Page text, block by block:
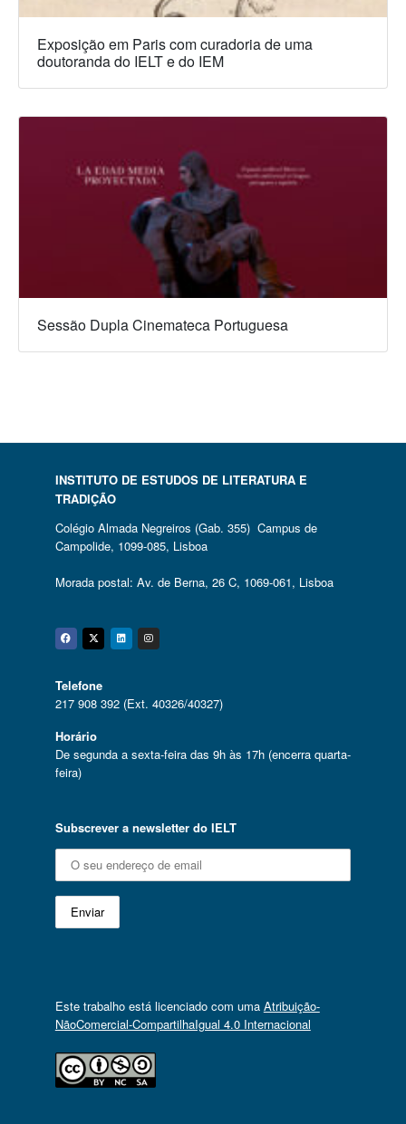
Exposição em Paris com curadoria de uma
doutoranda do IELT e do IEM
Sessão Dupla Cinemateca Portuguesa
INSTITUTO DE ESTUDOS DE LITERATURA E
TRADIÇÃO
Colégio Almada Negreiros (Gab. 355) Campus de
Campolide, 1099-085, Lisboa
Morada postal: Av. de Berna, 26 C, 1069-061, Lisboa
Facebook
Twitter
Linkedin
Instagram
Telefone
217 908 392 (Ext. 40326/40327)
Horário
De segunda a sexta-feira das 9h às 17h (encerra quarta-
feira)
Subscrever a newsletter do IELT
Este trabalho está licenciado com uma Atribuição-
NãoComercial-CompartilhaIgual 4.0 Internacional